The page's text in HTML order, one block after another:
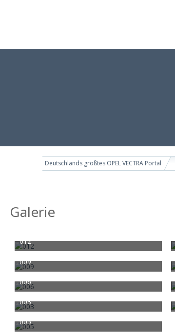
Deutschlands größtes OPEL VECTRA Portal
Galerie
012
Christian cdti
3. März 2012
1.292
0 0
009
Christian cdti
3. März 2012
1.249
0 0
006
Christian cdti
3. März 2012
1.289
0 0
003
Christian cdti
3. März 2012
1.254
0 0
005
Christian cdti
29. Februar 2012